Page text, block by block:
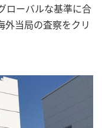
ローバルな基準に合
外当局の査察をクリ